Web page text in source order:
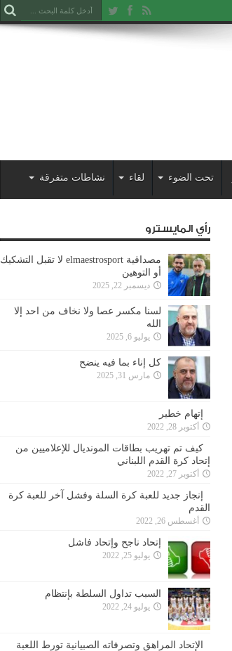
تحت الضوء لقاء نشاطات متفرقة
رأي المايسترو
مصداقية elmaestrosport لا تقبل التشكيك
أو التوهين
ديسمبر 22, 2025
لسنا مكسر عصا ولا نخاف من احد إلا
الله
يوليو 6, 2025
كل إناء بما فيه ينضح
مارس 31, 2025
إتهام خطير
أكتوبر 28, 2022
كيف تم تهريب بطاقات المونديال للإعلاميين من
إتحاد كرة القدم اللبناني
أكتوبر 27, 2022
إنجاز جديد للعبة كرة السلة وفشل آخر للعبة كرة
القدم
أغسطس 26, 2022
إتحاد ناجح وإتحاد فاشل
يوليو 25, 2022
السبب تداول السلطة بإنتظام
يوليو 24, 2022
الإتحاد المراهق وتصرفاته الصبيانية تورط اللعبة